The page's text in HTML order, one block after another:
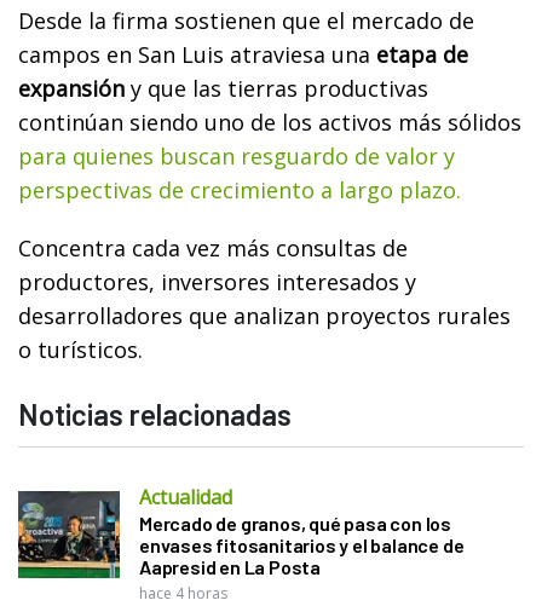
Desde la firma sostienen que el mercado de
campos en San Luis atraviesa una etapa de
expansión y que las tierras productivas
continúan siendo uno de los activos más sólidos
para quienes buscan resguardo de valor y
perspectivas de crecimiento a largo plazo.
Concentra cada vez más consultas de
productores, inversores interesados y
desarrolladores que analizan proyectos rurales
o turísticos.
Noticias relacionadas
Actualidad
Mercado de granos, qué pasa con los
envases fitosanitarios y el balance de
Aapresid en La Posta
hace 4 horas